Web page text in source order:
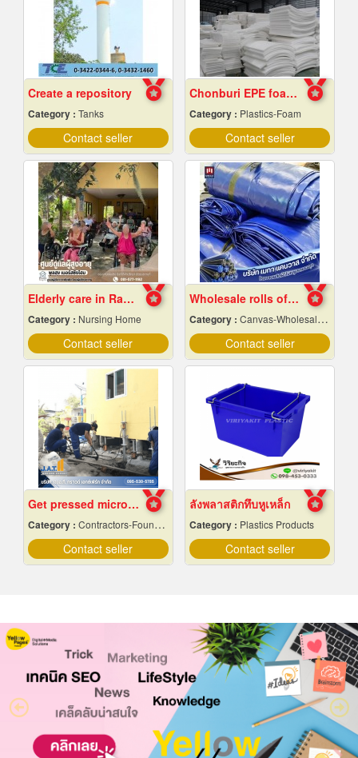
Create a repository
Category : Tanks
Contact seller
Chonburi EPE foam factory
Category : Plastics-Foam
Contact seller
Elderly care in Rayong
Category : Nursing Home
Contact seller
Wholesale rolls of canvas, wholesale price
Category : Canvas-Wholesale & Manufacturers
Contact seller
Get pressed micropiles to fix the collapsed house.
Category : Contractors-Foundation Reparing
Contact seller
ลังพลาสติกทึบหูเหล็ก
Category : Plastics Products
Contact seller